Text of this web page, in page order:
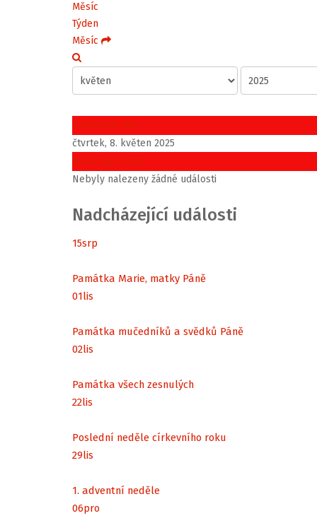
Měsíc
Týden
Měsíc
Předchozí den
čtvrtek, 8. květen 2025
Následující den
Nebyly nalezeny žádné události
Nadcházející události
15srp
Památka Marie, matky Páně
01lis
Památka mučedníků a svědků Páně
02lis
Památka všech zesnulých
22lis
Poslední neděle církevního roku
29lis
1. adventní neděle
06pro